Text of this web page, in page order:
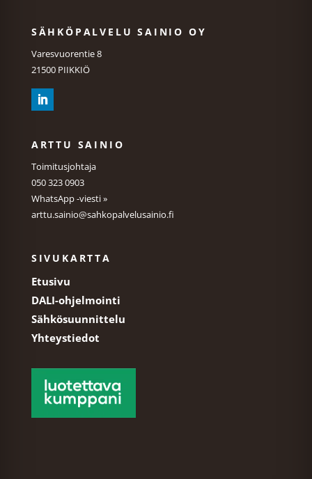
SÄHKÖPALVELU SAINIO OY
Varesvuorentie 8
21500 PIIKKIÖ
ARTTU SAINIO
Toimitusjohtaja
050 323 0903
WhatsApp -viesti »
arttu.sainio@sahkopalvelusainio.fi
SIVUKARTTA
Etusivu
DALI-ohjelmointi
Sähkösuunnittelu
Yhteystiedot